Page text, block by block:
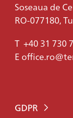
Soseaua de
RO-077180,
T +40 31 730
E
GDPR